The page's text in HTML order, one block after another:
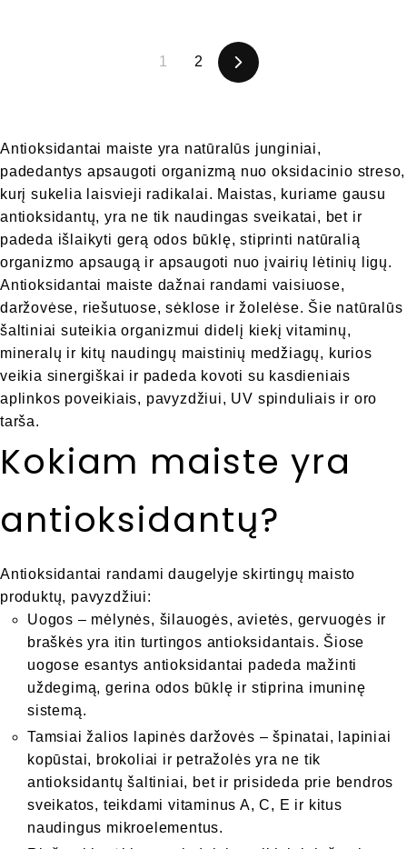
1 2
Sekantis
Antioksidantai maiste yra natūralūs junginiai,
padedantys apsaugoti organizmą nuo oksidacinio streso,
kurį sukelia laisvieji radikalai. Maistas, kuriame gausu
antioksidantų, yra ne tik naudingas sveikatai, bet ir
padeda išlaikyti gerą odos būklę, stiprinti natūralią
organizmo apsaugą ir apsaugoti nuo įvairių lėtinių ligų.
Antioksidantai maiste dažnai randami vaisiuose,
daržovėse, riešutuose, sėklose ir žolelėse. Šie natūralūs
šaltiniai suteikia organizmui didelį kiekį vitaminų,
mineralų ir kitų naudingų maistinių medžiagų, kurios
veikia sinergiškai ir padeda kovoti su kasdieniais
aplinkos poveikiais, pavyzdžiui, UV spinduliais ir oro
tarša.
Kokiam maiste yra
antioksidantų?
Antioksidantai randami daugelyje skirtingų maisto
produktų, pavyzdžiui:
Uogos – mėlynės, šilauogės, avietės, gervuogės ir
braškės yra itin turtingos antioksidantais. Šiose
uogose esantys antioksidantai padeda mažinti
uždegimą, gerina odos būklę ir stiprina imuninę
sistemą.
Tamsiai žalios lapinės daržovės – špinatai, lapiniai
kopūstai, brokoliai ir petražolės yra ne tik
antioksidantų šaltiniai, bet ir prisideda prie bendros
sveikatos, teikdami vitaminus A, C, E ir kitus
naudingus mikroelementus.